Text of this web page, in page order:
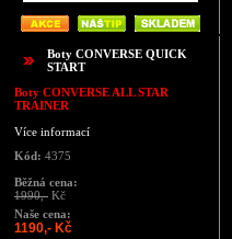
Boty CONVERSE QUICK
START
Boty CONVERSE ALL STAR
TRAINER
Více informací
Kód: 4375
Běžná cena:
1990,- Kč
Naše cena:
1190,- Kč